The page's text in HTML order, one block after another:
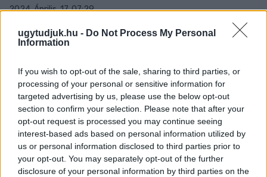
ugytudjuk.hu - Do Not Process My Personal
Information
If you wish to opt-out of the sale, sharing to third parties, or
processing of your personal or sensitive information for
targeted advertising by us, please use the below opt-out
section to confirm your selection. Please note that after your
opt-out request is processed you may continue seeing
interest-based ads based on personal information utilized by
us or personal information disclosed to third parties prior to
your opt-out. You may separately opt-out of the further
disclosure of your personal information by third parties on the
2024. Április. 17. 07:29
együttműködhetnek..
A MI HAZÁNK IS INDÍT
2024. március. 22. 12:23
Koródi István 2019-ben a Civilek Győrért jelöltje volt.
A LEGTÖBB GYŐRI KÉPVISELŐ KEVESEBBSZER
SZEREPELT A GYŐRPLUSZBAN, MINT A
PAPAGÁJOK
2023. január. 02. 15:42
Az ellenzéki képviselők nevét többnyire le sem írják, a
polgármester viszont összesen 110 képen szerepelt 50